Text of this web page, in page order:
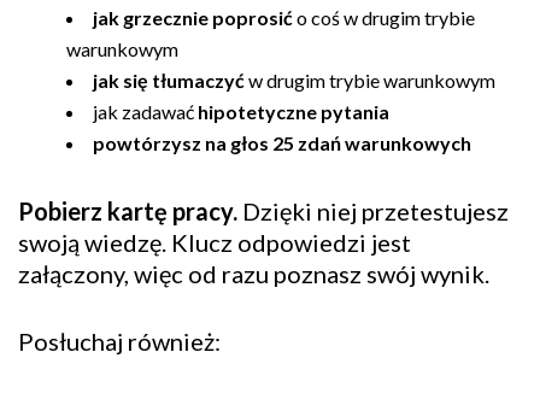
jak grzecznie poprosićo coś w drugim trybie
warunkowym
jak się tłumaczyćw drugim trybie warunkowym
jak zadawać hipotetyczne pytania
powtórzysz na głos 25 zdań warunkowych
Pobierz kartę pracy. Dzięki niej przetestujesz
swoją wiedzę. Klucz odpowiedzi jest
załączony, więc od razu poznasz swój wynik.
Posłuchaj również: